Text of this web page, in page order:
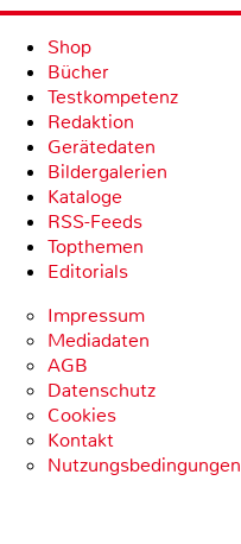
Shop
Bücher
Testkompetenz
Redaktion
Gerätedaten
Bildergalerien
Kataloge
RSS-Feeds
Topthemen
Editorials
Impressum
Mediadaten
AGB
Datenschutz
Cookies
Kontakt
Nutzungsbedingungen